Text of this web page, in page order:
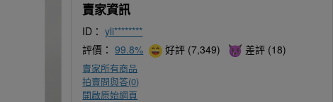
賣家資訊
ID：yli********
評價：99.8% 好評 (7,349) 差評 (18)
賣家所有商品
拍賣問與答(0)
開啟原始網頁